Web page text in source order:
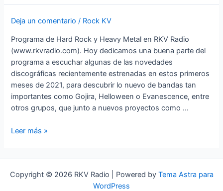
Filarmonías
Deja un comentario / Rock KV
Programa de Hard Rock y Heavy Metal en RKV Radio
(www.rkvradio.com). Hoy dedicamos una buena parte del
programa a escuchar algunas de las novedades
discográficas recientemente estrenadas en estos primeros
meses de 2021, para descubrir lo nuevo de bandas tan
importantes como Gojira, Helloween o Evanescence, entre
otros grupos, que junto a nuevos proyectos como …
Rock
Leer más »
Copyright © 2026 RKV Radio | Powered by Tema Astra para
WordPress